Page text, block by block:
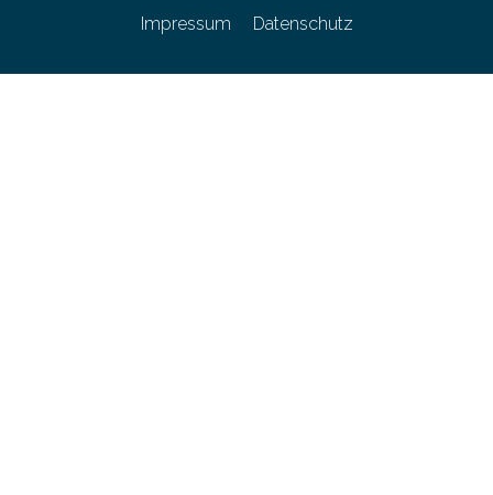
Impressum Datenschutz